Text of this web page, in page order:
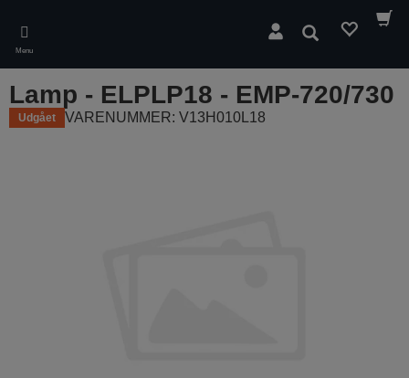
main
content
Menu
Søg
Lamp - ELPLP18 - EMP-720/730
Udgået VARENUMMER: V13H010L18